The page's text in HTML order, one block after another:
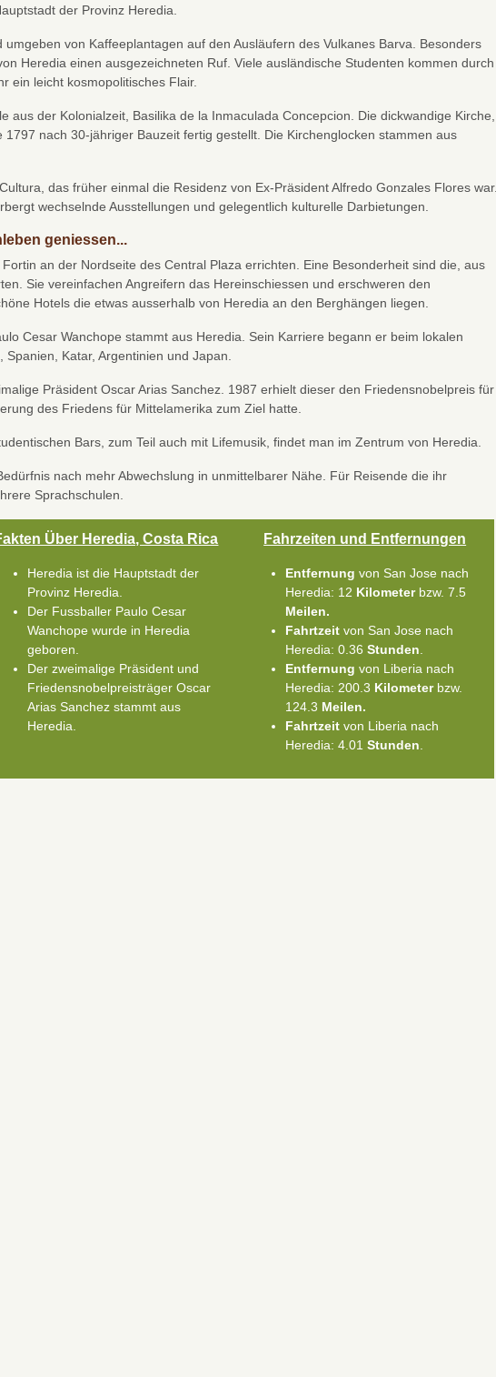
der Provinz Heredia.
von Kaffeeplantagen auf den Ausläufern des Vulkanes Barva. Besonders
Heredia einen ausgezeichneten Ruf. Viele ausländische Studenten kommen durch
ein leicht kosmopolitisches Flair.
aus der Kolonialzeit, Basilika de la Inmaculada Concepcion. Die dickwandige Kirche,
nach 30-jähriger Bauzeit fertig gestellt. Die Kirchenglocken stammen aus
das früher einmal die Residenz von Ex-Präsident Alfredo Gonzales Flores war.
wechselnde Ausstellungen und gelegentlich kulturelle Darbietungen.
geniessen...
an der Nordseite des Central Plaza errichten. Eine Besonderheit sind die, aus
Sie vereinfachen Angreifern das Hereinschiessen und erschweren den
Hotels die etwas ausserhalb von Heredia an den Berghängen liegen.
Cesar Wanchope stammt aus Heredia. Sein Karriere begann er beim lokalen
Katar, Argentinien und Japan.
Präsident Oscar Arias Sanchez. 1987 erhielt dieser den Friedensnobelpreis für
des Friedens für Mittelamerika zum Ziel hatte.
Bars, zum Teil auch mit Lifemusik, findet man im Zentrum von Heredia.
nach mehr Abwechslung in unmittelbarer Nähe. Für Reisende die ihr
Sprachschulen.
Über Heredia, Costa Rica
Heredia ist die Hauptstadt der
Provinz Heredia.
Der Fussballer Paulo Cesar
Wanchope wurde in Heredia
geboren.
Der zweimalige Präsident und
Friedensnobelpreisträger Oscar
Arias Sanchez stammt aus
Heredia.
Fahrzeiten und Entfernungen
Entfernung von San Jose nach
Heredia: 12 Kilometerbzw. 7.5
Meilen.
Fahrtzeitvon San Jose nach
Heredia: 0.36Stunden
Entfernung von Liberia nach
Heredia: 200.3 Kilometerbzw.
124.3 Meilen.
Fahrtzeitvon Liberia nach
Heredia: 4.01Stunden